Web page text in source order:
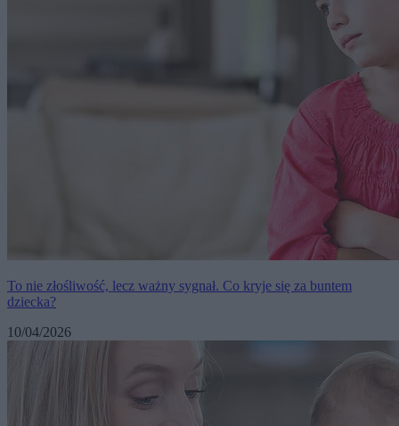
To nie złośliwość, lecz ważny sygnał. Co kryje się za buntem
dziecka?
10/04/2026